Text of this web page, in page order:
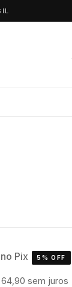
no Pix 5% OFF
sem juros